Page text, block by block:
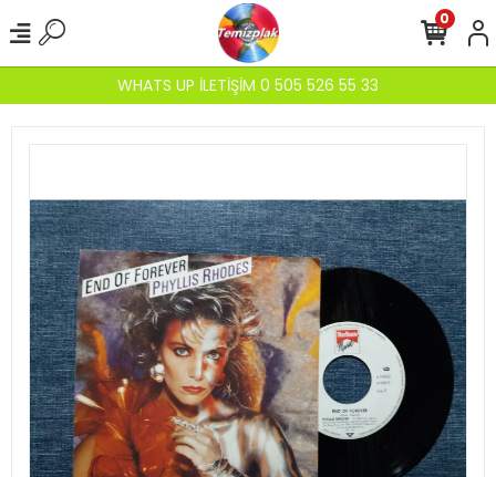
WHATS UP İLETİŞİM 0 505 526 55 33
0